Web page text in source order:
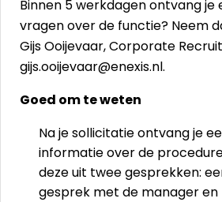
Binnen 5 werkdagen ontvang je
vragen over de functie? Neem
Gijs Ooijevaar, Corporate
gijs.ooijevaar@enexis.nl.
Goed om te weten
Na je sollicitatie ontvang je
informatie over de
deze uit twee gesprekken:
gesprek met de manager